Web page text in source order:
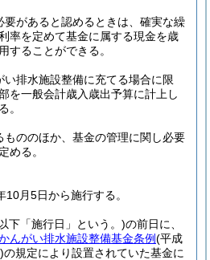
要があると認めるときは、確実な繰
率を定めて基金に属する現金を歳
することができる。
い排水施設整備に充てる場合に限
を一般会計歳入歳出予算に計上し
。
もののほか、基金の管理に関し必要
める。
10月5日から施行する。
下「施行日」という。)の前日に、
んがい排水施設整備基金条例(平成
の規定により設置されていた基金に